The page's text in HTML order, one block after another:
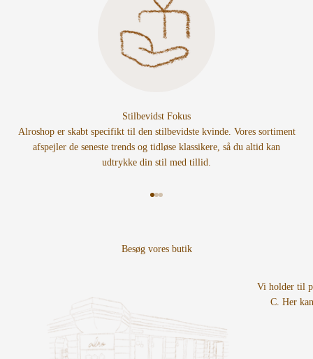
Stilbevidst Fokus
Alroshop er skabt specifikt til den stilbevidste kvinde. Vores sortiment
afspejler de seneste trends og tidløse klassikere, så du altid kan
udtrykke din stil med tillid.
Vi holder til
C. Her